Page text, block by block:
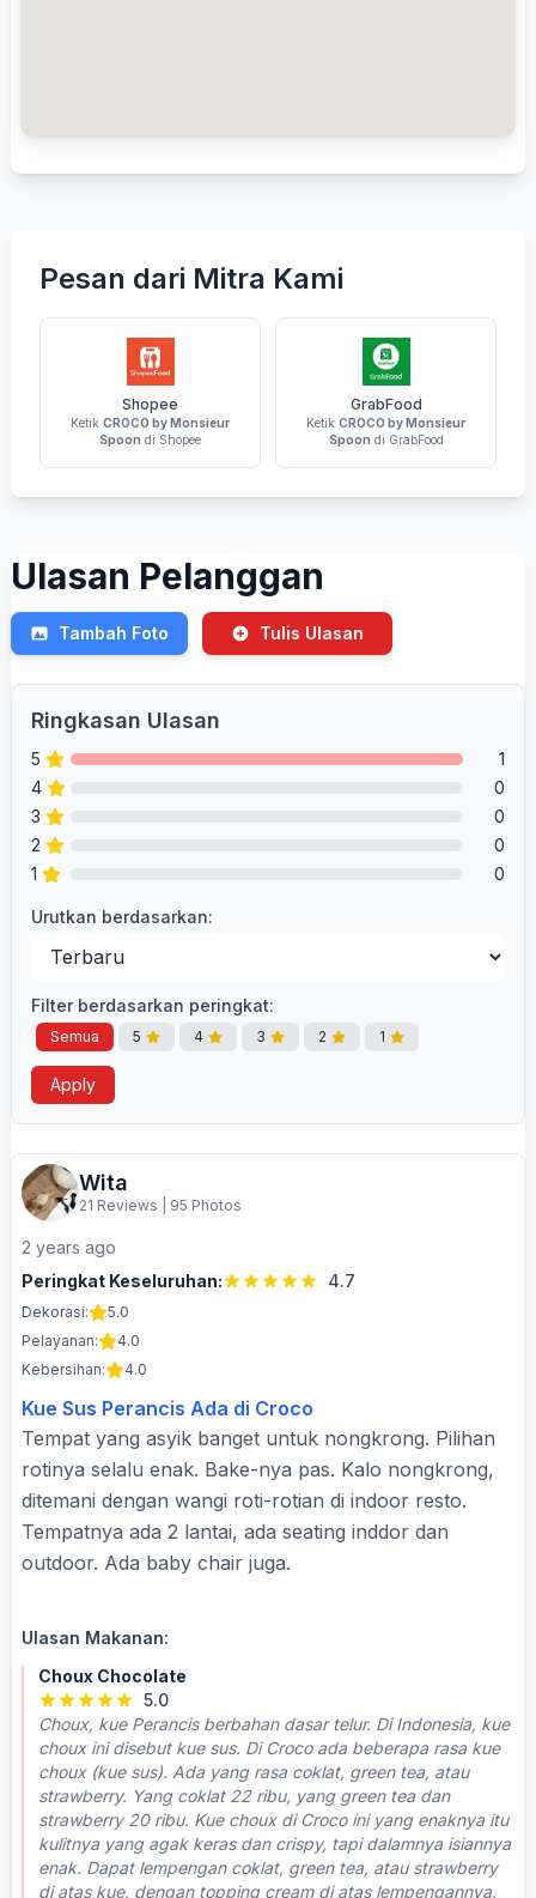
Pesan dari Mitra Kami
Shopee
Ketik CROCO by Monsieur
Spoon di Shopee
GrabFood
Ketik CROCO by Monsieur
Spoon di GrabFood
Ulasan Pelanggan
Tambah Foto Tulis Ulasan
Ringkasan Ulasan
5
1
4
0
3
0
2
0
1
0
Urutkan berdasarkan:
Filter berdasarkan peringkat:
Semua 5 4 3 2 1
Apply
Wita
21 Reviews 95 Photos
2 years ago
Peringkat Keseluruhan:
4.7
Dekorasi:
5.0
Pelayanan:
4.0
Kebersihan:
4.0
Kue Sus Perancis Ada di Croco
Tempat yang asyik banget untuk nongkrong. Pilihan
rotinya selalu enak. Bake-nya pas. Kalo nongkrong,
ditemani dengan wangi roti-rotian di indoor resto.
Tempatnya ada 2 lantai, ada seating inddor dan
outdoor. Ada baby chair juga.
Ulasan Makanan:
Choux Chocolate
5.0
Choux, kue Perancis berbahan dasar telur. Di Indonesia, kue
choux ini disebut kue sus. Di Croco ada beberapa rasa kue
choux (kue sus). Ada yang rasa coklat, green tea, atau
strawberry. Yang coklat 22 ribu, yang green tea dan
strawberry 20 ribu. Kue choux di Croco ini yang enaknya itu
kulitnya yang agak keras dan crispy, tapi dalamnya isiannya
enak. Dapat lempengan coklat, green tea, atau strawberry
di atas kue, dengan topping cream di atas lempengannya.